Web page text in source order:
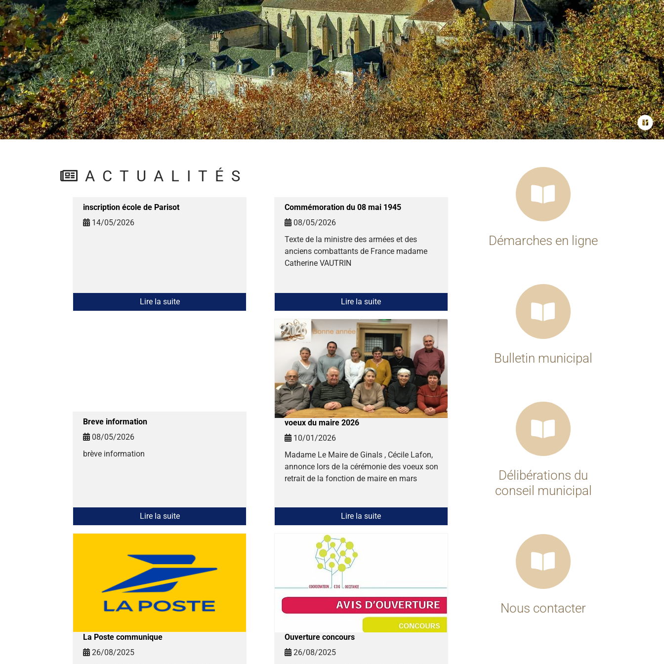
ACTUALITÉS
inscription école de Parisot
14/05/2026
Lire la suite
Commémoration du 08 mai 1945
08/05/2026
Texte de la ministre des armées et des
anciens combattants de France madame
Catherine VAUTRIN
Lire la suite
Breve information
08/05/2026
brève information
Lire la suite
voeux du maire 2026
10/01/2026
Madame Le Maire de Ginals , Cécile Lafon,
annonce lors de la cérémonie des voeux son
retrait de la fonction de maire en mars
Lire la suite
La Poste communique
26/08/2025
Ouverture concours
26/08/2025
Démarches en ligne
Bulletin municipal
Délibérations du
conseil municipal
Nous contacter